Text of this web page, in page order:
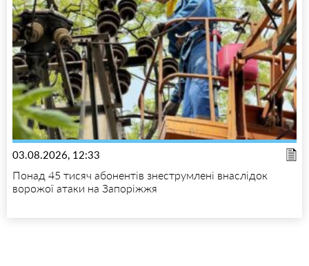
03.08.2026, 12:33
Понад 45 тисяч абонентів знеструмлені внаслідок
ворожої атаки на Запоріжжя